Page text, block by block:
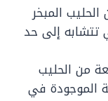
المبخر
إلى حد
من الحليب
الموجودة في